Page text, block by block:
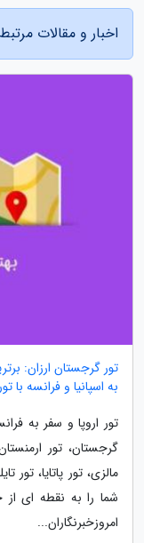
اخبار و مقالات مرتبط
تور گرجستان ارزان:
به اسپانیا و فرانسه با
تور اروپا و سفر به
گرجستان، تور
مالزی، تور پاتایا، تور
شما را به نقطه ای
امروزخبرنگاران...